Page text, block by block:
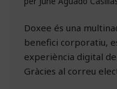
Doxee és una
benefici corporatiu,
experiència digital
Gràcies al correu